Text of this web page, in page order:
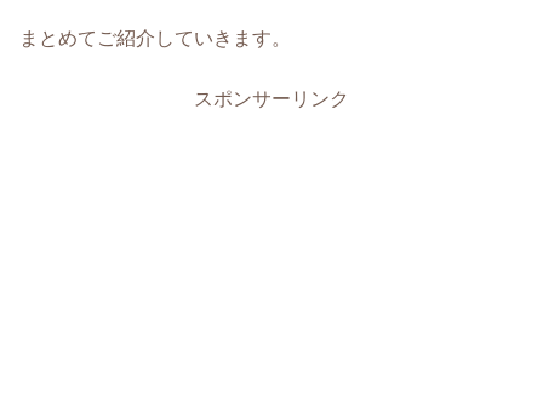
まとめてご紹介していきます。
スポンサーリンク